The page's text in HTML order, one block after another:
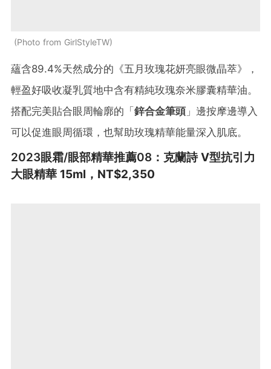
Photo from GirlStyleTW
蘊含89.4%天然成分的《五月玫瑰花妍亮眼微晶萃》，
輕盈好吸收凝乳質地中含有精純玫瑰奈米膠囊精華油。
搭配完美貼合眼周輪廓的「 鋅合金筆頭 」邊按摩邊導入
可以促進眼周循環，也幫助玫瑰精華能量深入肌底。
2023眼霜/眼部精華推薦08： 克蘭詩 V型抗引力
大眼精華 15ml，NT$2,350